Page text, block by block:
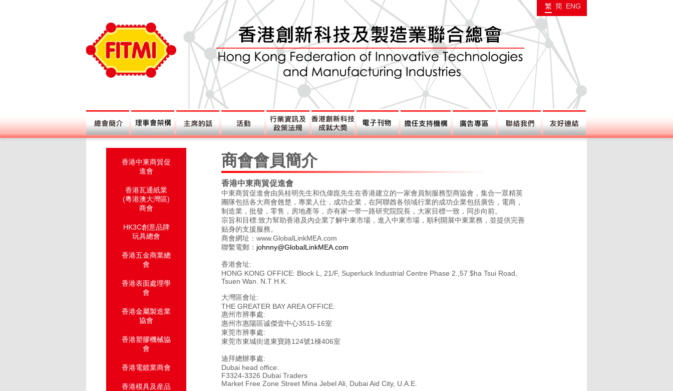
繁 简 ENG
香港中東商貿促
進會
香港瓦通紙業
(粵港澳大灣區)
商會
HK3C創意品牌
玩具總會
香港五金商業總
會
香港表面處理學
會
香港金屬製造業
協會
香港塑膠機械協
會
香港電鍍業商會
香港模具及産品
商會會員簡介
香港中東商貿促進會
中東商貿促進會由吳桂明先生和仇偉崑先生在香港建立的一家會員制服務型商協會，集合一眾精英
團隊包括各大商會翹楚，專業人仕，成功企業，在阿聯酋各領域行業的成功企業包括廣告，電商，
制造業，批發，零售，房地產等，亦有家一带一路研究院院長，大家目標一致，同步向前。
宗旨和目標:致力幫助香港及內企業了解中東市場，進入中東市場，順利開展中東業務，並提供完善
贴身的支援服務。
商會網址：www.GlobalLinkMEA.com
聯繫電郵： johnny@GlobalLinkMEA.com
香港會址:
HONG KONG OFFICE: Block L, 21/F, Superluck Industrial Centre Phase 2.,57 $ha Tsui Road,
Tsuen Wan. N.T H.K.
大灣區會址:
THE GREATER BAY AREA OFFICE:
惠州市辨事處:
惠州市惠陽區诚傑壹中心3515-16室
東莞市辨事處:
東莞市東城街道東寶路124號1棟406室
迪拜總辦事處:
Dubai head office:
F3324-3326 Dubai Traders
Market Free Zone Street Mina Jebel Ali, Dubai Aid City, U.A.E.